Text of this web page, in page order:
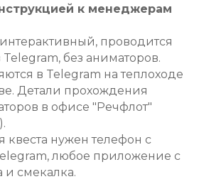
к менеджерам
проводится
Telegram, без аниматоров.
в Telegram на теплоходе
Детали прохождения
в офисе "Речфлот"
нужен телефон с
любое приложение с
и смекалка.